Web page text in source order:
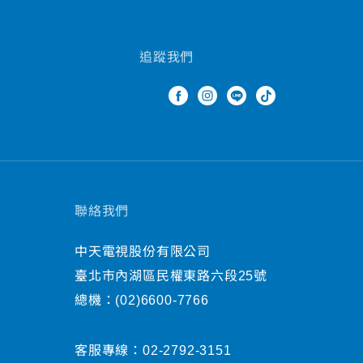
追蹤我們
聯絡我們
中天電視股份有限公司
臺北市內湖區民權東路六段25號
總機： (02)6600-7766
客服專線： 02-2792-3151